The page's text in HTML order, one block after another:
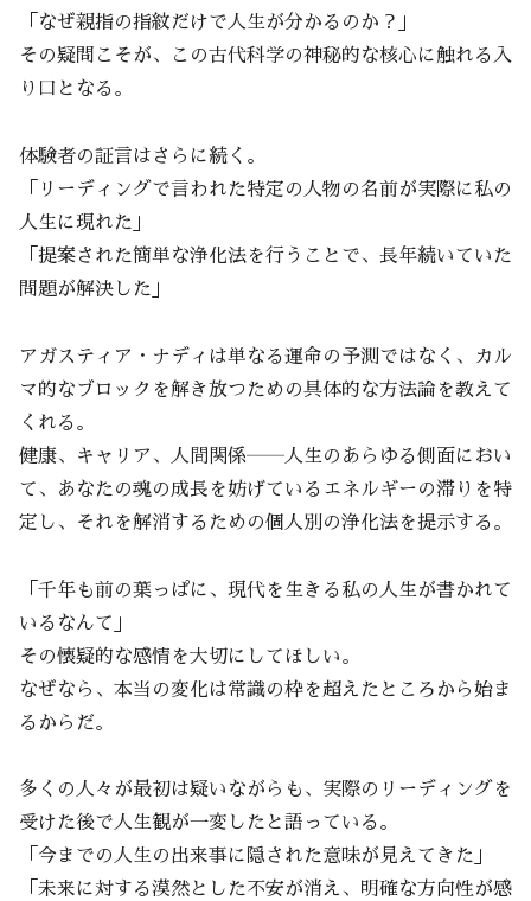
「なぜ親指の指紋だけで人生が分かるのか？」
その疑問こそが、この古代科学の神秘的な核心に触れる入
り口となる。
体験者の証言はさらに続く。
「リーディングで言われた特定の人物の名前が実際に私の
人生に現れた」
「提案された簡単な浄化法を行うことで、長年続いていた
問題が解決した」
アガスティア・ナディは単なる運命の予測ではなく、カル
マ的なブロックを解き放つための具体的な方法論を教えて
くれる。
健康、キャリア、人間関係――人生のあらゆる側面におい
て、あなたの魂の成長を妨げているエネルギーの滞りを特
定し、それを解消するための個人別の浄化法を提示する。
「千年も前の葉っぱに、現代を生きる私の人生が書かれて
いるなんて」
その懐疑的な感情を大切にしてほしい。
なぜなら、本当の変化は常識の枠を超えたところから始ま
るからだ。
多くの人々が最初は疑いながらも、実際のリーディングを
受けた後で人生観が一変したと語っている。
「今までの人生の出来事に隠された意味が見えてきた」
「未来に対する漠然とした不安が消え、明確な方向性が感